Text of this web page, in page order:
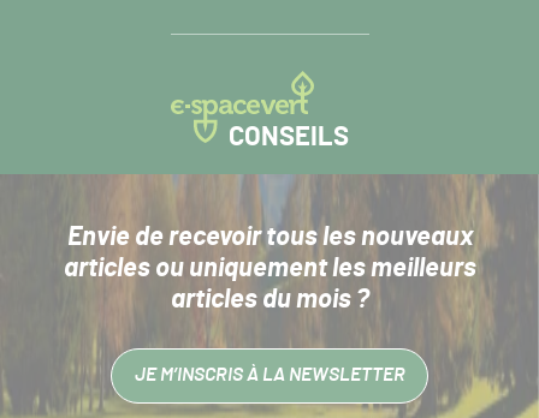
CONSEILS
Envie de recevoir tous les nouveaux
articlesou uniquement les meilleurs
articles du mois ?
JE M’INSCRIS À LA NEWSLETTER